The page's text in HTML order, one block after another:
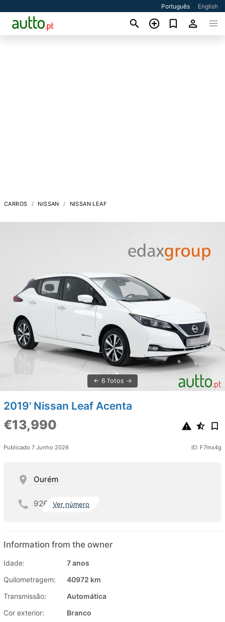
Português English
CARROS NISSAN NISSAN LEAF
6 fotos
2019' Nissan Leaf Acenta
€13,990
Publicado 7 Junho 2026 ID: F7mx4g
Ourém
926 Ver número
Information from the owner
Idade:
7 anos
Quilometragem:
40972 km
Transmissão:
Automática
Cor exterior:
Branco